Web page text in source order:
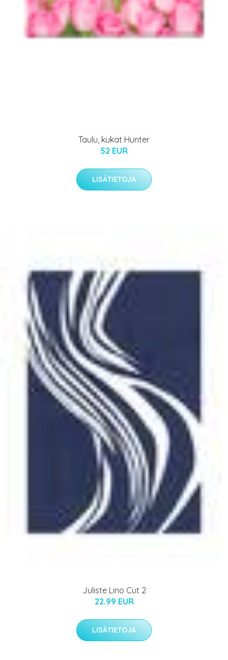
Taulu, kukat Hunter
52 EUR
LISÄTIETOJA
Juliste Lino Cut 2
22.99 EUR
LISÄTIETOJA